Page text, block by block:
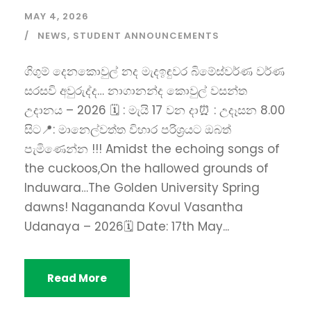
MAY 4, 2026
NEWS, STUDENT ANNOUNCEMENTS
ගිගුම් දෙනකොවුල් නද මැදඉඳුවර බිමේස්වර්ණ වර්ණ
සරසවි අවුරුද්ද… නාගානන්ද කොවුල් වසන්ත
උදානය – 2026 🗓️ : මැයි 17 වන දා⏰ : උදෑසන 8.00
සිට📍: මානෙල්වත්ත විහාර පරිශ්‍රයට ඔබත්
පැමිණෙන්න !!! Amidst the echoing songs of
the cuckoos,On the hallowed grounds of
Induwara…The Golden University Spring
dawns! ​Nagananda Kovul Vasantha
Udanaya – 2026​​🗓️ Date: 17th May...
Read More